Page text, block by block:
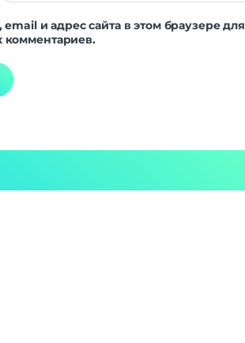
и адрес сайта в этом браузере для